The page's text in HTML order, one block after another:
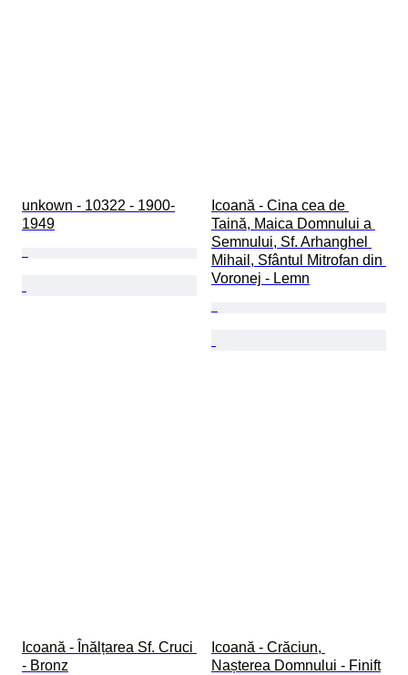
unkown - 10322 - 1900-
1949
Icoană - Cina cea de
Taină, Maica Domnului a
Semnului, Sf. Arhanghel
Mihail, Sfântul Mitrofan din
Voronej - Lemn
Icoană - Înălțarea Sf. Cruci
- Bronz
Icoană - Crăciun,
Nașterea Domnului - Finift